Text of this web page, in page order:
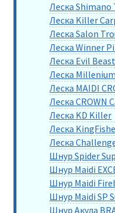
Леска Shimano
Леска Killer
Леска Salon
Леска Winner
Леска Evil
Леска
Леска MAIDI
Леска CROWN
Леска KD Killer
Леска
Леска
Шнур Spider
Шнур Maidi
Шнур Maidi
Шнур Maidi SP
Шнур Акула